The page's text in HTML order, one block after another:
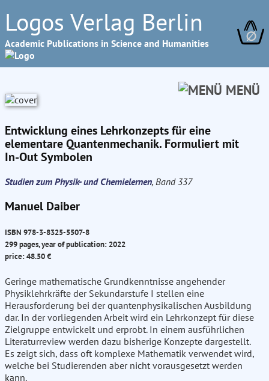
Logos Verlag Berlin
Academic Publications in Science and Humanities ∅
MENÜ
Entwicklung eines Lehrkonzepts für eine
elementare Quantenmechanik. Formuliert mit
In-Out Symbolen
Studien zum Physik- und Chemielernen, Band 337
Manuel Daiber
ISBN 978-3-8325-5507-8
299 pages, year of publication: 2022
price: 48.50 €
Geringe mathematische Grundkenntnisse angehender
Physiklehrkräfte der Sekundarstufe I stellen eine
Herausforderung bei der quantenphysikalischen Ausbildung
dar. In der vorliegenden Arbeit wird ein Lehrkonzept für diese
Zielgruppe entwickelt und erprobt. In einem ausführlichen
Literaturreview werden dazu bisherige Konzepte dargestellt.
Es zeigt sich, dass oft komplexe Mathematik verwendet wird,
welche bei Studierenden aber nicht vorausgesetzt werden
kann.